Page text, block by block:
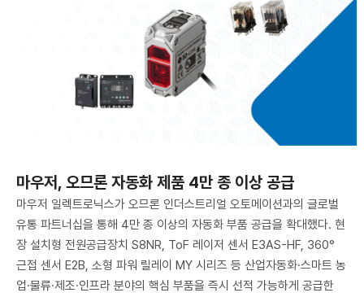
마우저, 오므론 자동화 제품 4만 종 이상 공급
마우저 일렉트로닉스가 오므론 인더스트리얼 오토메이션과의 글로벌
유통 파트너십을 통해 4만 종 이상의 자동화 부품 공급을 확대했다. 현
장 설치형 전원공급장치 S8NR, ToF 레이저 센서 E3AS-HF, 360°
근접 센서 E2B, 소형 파워 릴레이 MY 시리즈 등 산업자동화·스마트 농
업·물류·제조·인프라 분야의 핵심 부품을 즉시 선적 가능하게 공급한